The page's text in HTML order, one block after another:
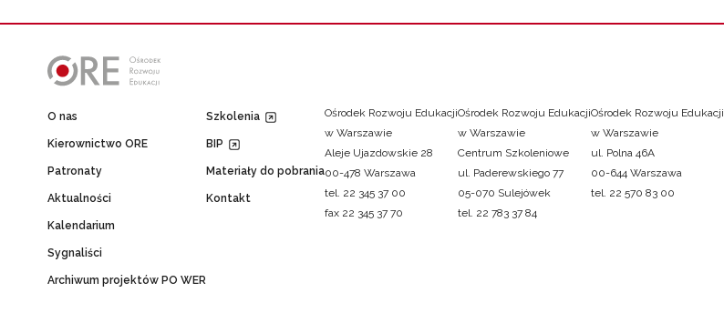
O nas
Kierownictwo ORE
Patronaty
Aktualności
Kalendarium
Sygnaliści
Archiwum projektów PO WER
Szkolenia
BIP
Materiały do pobrania
Kontakt
Ośrodek Rozwoju Edukacji
w Warszawie
Aleje Ujazdowskie 28
00-478 Warszawa
tel. 22 345 37 00
fax 22 345 37 70
Ośrodek Rozwoju Edukacji
w Warszawie
Centrum Szkoleniowe
ul. Paderewskiego 77
05-070 Sulejówek
tel. 22 783 37 84
Ośrodek Rozwoju Edukacji
w Warszawie
ul. Polna 46A
00-644 Warszawa
tel. 22 570 83 00